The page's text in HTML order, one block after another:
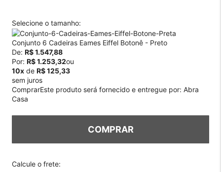
Selecione o tamanho:
Conjunto 6 Cadeiras Eames Eiffel Botonê - Preto
De: R$ 1.547,88
Por: R$ 1.253,32ou
10x de R$ 125,33
sem juros
ComprarEste produto será fornecido e entregue por: Abra
Casa
COMPRAR